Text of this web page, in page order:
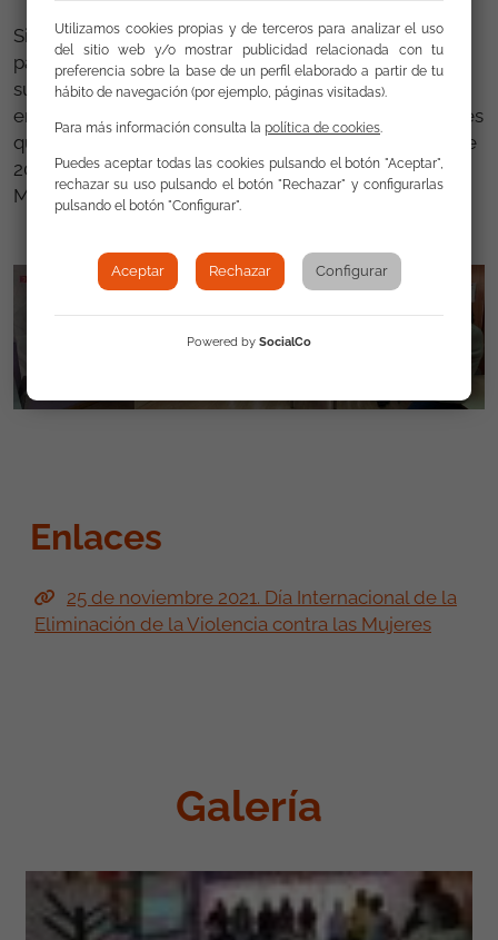
Sigue siendo necesario desafiar el 25 de noviembre
para dejar claro, que todavía hoy, la violencia que
sufren las mujeres son demasiadas. Una cifra que va
en aumento desde el año 2013; 1.118 víctimas mortales
que se contabilizan con fecha de 25 de noviembre de
2021, según datos facilitados por el Gobierno en el
Ministerio de Igualdad.
Enlaces
25 de noviembre 2021. Día Internacional de la
Eliminación de la Violencia contra las Mujeres
Galería
Utilizamos cookies propias y de terceros para analizar el uso
del sitio web y/o mostrar publicidad relacionada con tu
preferencia sobre la base de un perfil elaborado a partir de tu
hábito de navegación (por ejemplo, páginas visitadas).
Para más información consulta la política de cookies.
Puedes aceptar todas las cookies pulsando el botón "Aceptar",
rechazar su uso pulsando el botón "Rechazar" y configurarlas
pulsando el botón "Configurar".
Aceptar Rechazar Configurar
Powered by SocialCo